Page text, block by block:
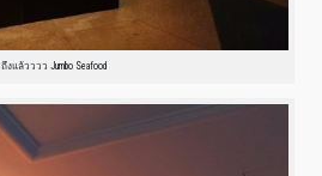
ถึงแล้วววว Jumbo Seafood